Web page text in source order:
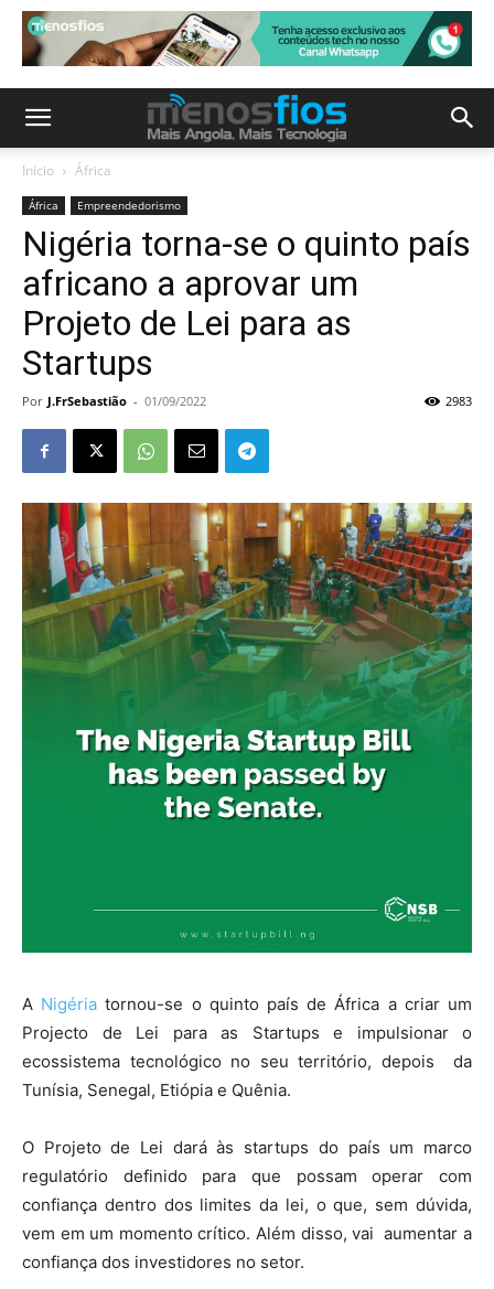
Início África
África Empreendedorismo
Nigéria torna-se o quinto país
africano a aprovar um
Projeto de Lei para as
Startups
Por J.FrSebastião - 01/09/2022 2983
A Nigéria tornou-se o quinto país de África a criar um
Projecto de Lei para as Startups e impulsionar o
ecossistema tecnológico no seu território, depois da
Tunísia, Senegal, Etiópia e Quênia.
O Projeto de Lei dará às startups do país um marco
regulatório definido para que possam operar com
confiança dentro dos limites da lei, o que, sem dúvida,
vem em um momento crítico. Além disso, vai aumentar a
confiança dos investidores no setor.